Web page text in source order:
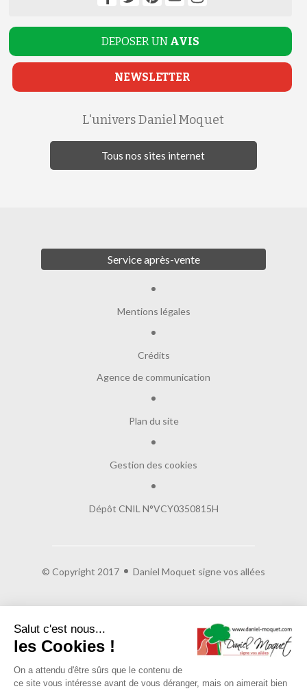
DEPOSER UN AVIS
NEWSLETTER
L'univers Daniel Moquet
Tous nos sites internet
Service après-vente
Mentions légales
Crédits
Agence de communication
Plan du site
Gestion des cookies
Dépôt CNIL N°VCY0350815H
© Copyright 2017 Daniel Moquet signe vos allées
Salut c'est nous...
les Cookies !
On a attendu d'être sûrs que le contenu de
ce site vous intéresse avant de vous déranger, mais on aimerait bien